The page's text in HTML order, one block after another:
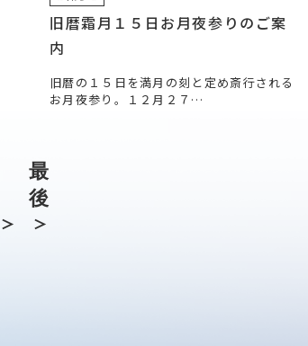
旧暦霜月１５日お月夜参りのご案
内
旧暦の１５日を満月の刻と定め斎行される
お月夜参り。１２月２７…
>
最
後
>